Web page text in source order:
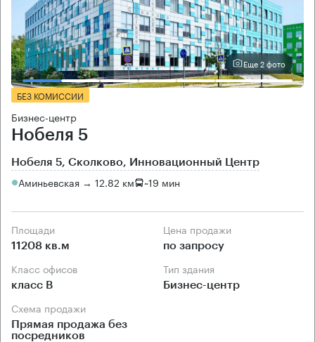
Еще 2 фото
БЕЗ КОМИССИИ
Бизнес-центр
Нобеля 5
Нобеля 5, Сколково, Инновационный Центр
Аминьевская → 12.82 км ~19 мин
Площади
11208 кв.м
Цена продажи
по запросу
Класс офисов
класс B
Тип здания
Бизнес-центр
Схема продажи
Прямая продажа без
посредников